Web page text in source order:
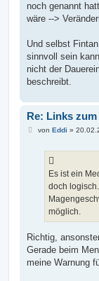
noch genannt
wäre -->
Und selbst
sinnvoll sein
nicht der
beschreibt.
Re: Links
Bvon Eddi »
Es ist ein
doch
möglich.
Richtig,
Gerade beim
meine Warnung